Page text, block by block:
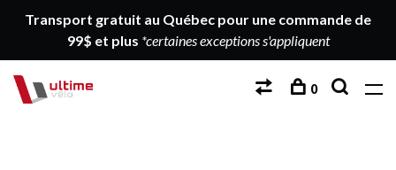
Transport gratuit au Québec pour une commande de
99$ et plus *certaines exceptions s'appliquent
0